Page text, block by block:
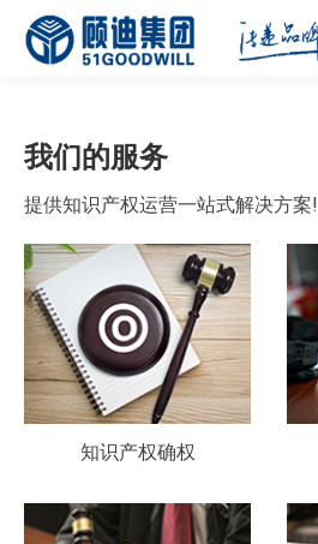
我们的服务
提供知识产权运营一站式解决方案!
知识产权确权